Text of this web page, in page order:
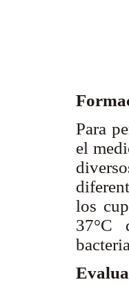
Para
el
los
37°C